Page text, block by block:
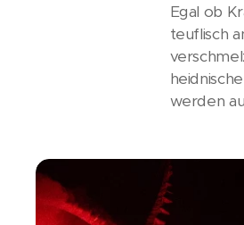
Egal ob
teuflisch
werden